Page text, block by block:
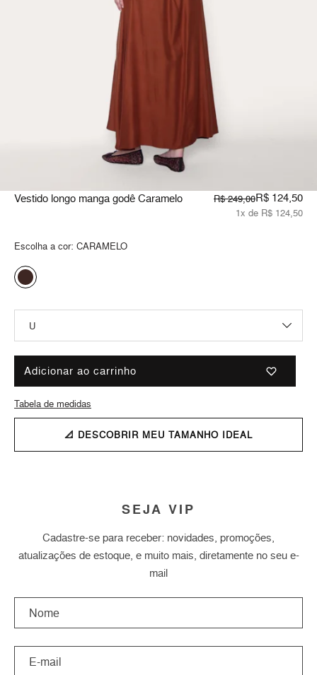
Vestido longo manga godê Caramelo R$ 249,00R$ 124,50
1x de R$ 124,50
Escolha a cor: CARAMELO
Adicionar ao carrinho
Tabela de medidas
📐 DESCOBRIR MEU TAMANHO IDEAL
SEJA VIP
Cadastre-se para receber: novidades, promoções,
atualizações de estoque, e muito mais, diretamente no seu e-
mail